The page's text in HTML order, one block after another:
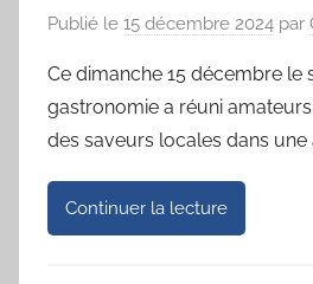
Publié le 15 décembre 2024 par
Ce dimanche 15 décembre le
gastronomie a réuni
des saveurs locales dans une
Continuer la lecture